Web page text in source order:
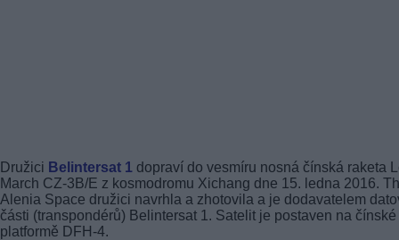
Družici Belintersat 1 dopraví do vesmíru nosná čínská raketa
March CZ-3B/E z kosmodromu Xichang dne 15. ledna 2016.
Alenia Space družici navrhla a zhotovila a je dodavatelem
části (transpondérů) Belintersat 1. Satelit je postaven na čínské
platformě DFH-4.